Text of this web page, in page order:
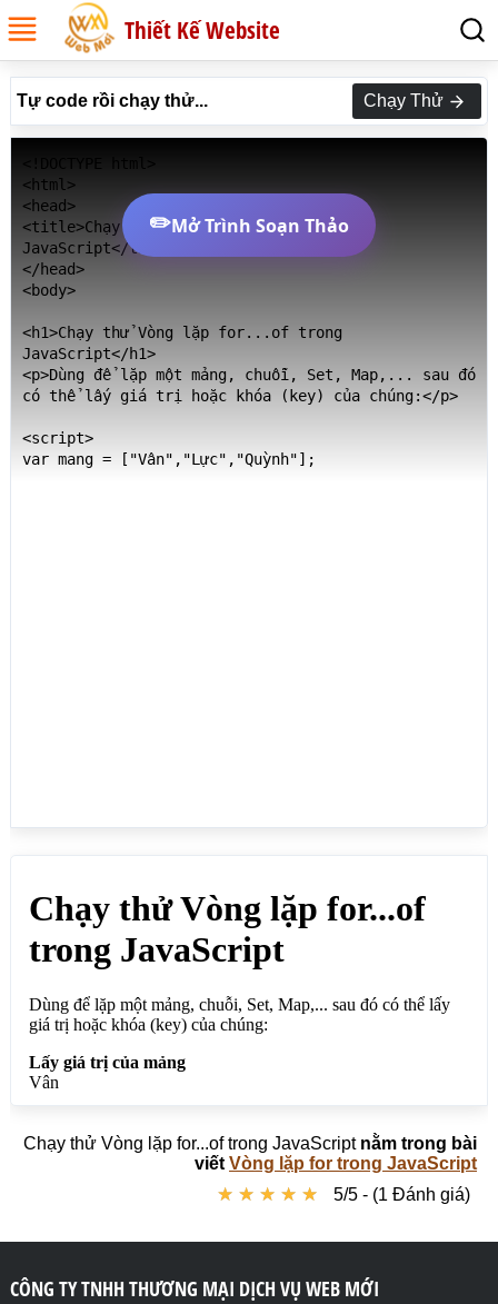
Thiết Kế Website
Tự code rồi chạy thử... Chạy Thử
<html>
<head>
<title>Chạy thử Vòng lặp for...of trong
JavaScript</title>
</head>
<body>
<h1>Chạy thử Vòng lặp for...of trong
JavaScript</h1>
<p>Dùng để lặp một mảng, chuỗi, Set, Map,... sau đó
có thể lấy giá trị hoặc khóa (key) của chúng:</p>
<script>
var mang = ["Vân","Lực","Quỳnh"];
</script>
</body>
</html>
✏️Mở Trình Soạn Thảo
Chạy thử Vòng lặp for...of trong JavaScript nằm trong bài
viết Vòng lặp for trong JavaScript
★ ★ ★ ★ ★
★ ★ ★ ★ ★ 5/5 - (1 Đánh giá)
CÔNG TY TNHH THƯƠNG MẠI DỊCH VỤ WEB MỚI